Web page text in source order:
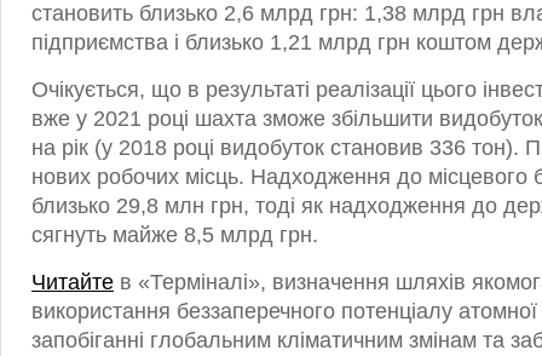
становить близько 2,6 млрд грн: 1,38 млрд грн
підприємства і близько 1,21 млрд грн коштом
Очікується, що в результаті реалізації цього
вже у 2021 році шахта зможе збільшити
на рік (у 2018 році видобуток становив 336 тон).
нових робочих місць. Надходження до місцевого
близько 29,8 млн грн, тоді як надходження до
сягнуть майже 8,5 млрд грн.
Читайте в «Терміналі», визначення шляхів
використання беззаперечного потенціалу
запобіганні глобальним кліматичним змінам та